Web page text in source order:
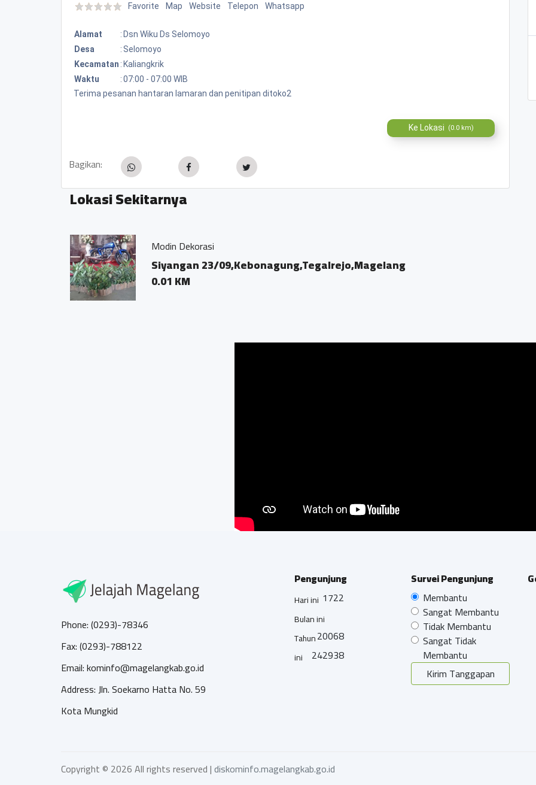
Favorite Map Website Telepon Whatsapp
Alamat : Dsn Wiku Ds Selomoyo
Desa
: Selomoyo
Kecamatan : Kaliangkrik
Waktu
:07:00 - 07:00 WIB
Terima pesanan hantaran lamaran dan penitipan ditoko2
Ke Lokasi (0.0 km)
Bagikan:
Lokasi Sekitarnya
Modin Dekorasi
Siyangan 23/09,Kebonagung,Tegalrejo,Magelang
0.01 KM
Phone: (0293)-78346
Fax: (0293)-788122
Email: kominfo@magelangkab.go.id
Address: Jln. Soekarno Hatta No. 59
Kota Mungkid
Pengunjung
Hari ini 1722
Bulan ini
20068
Tahun
ini
242938
Survei Pengunjung
Membantu
Sangat Membantu
Tidak Membantu
Sangat Tidak
Membantu
Kirim Tanggapan
Copyright © 2026 All rights reserved |diskominfo.magelangkab.go.id